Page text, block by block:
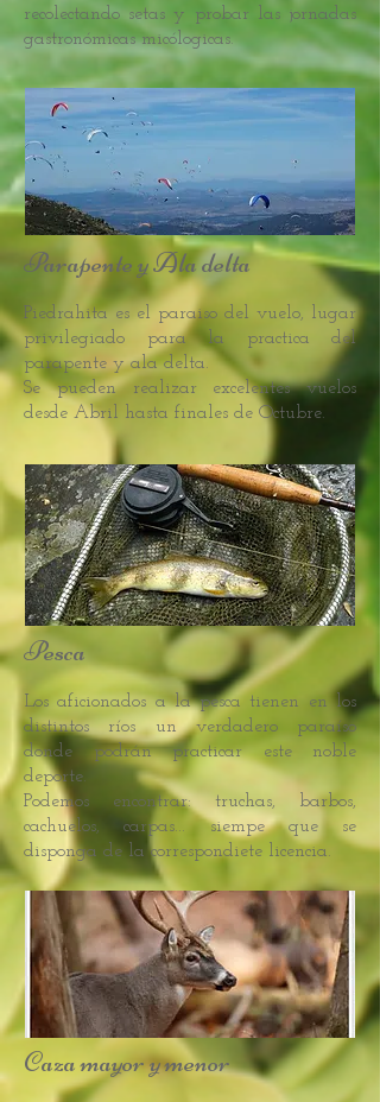
recolectando setas y probar las jornadas
gastronómicas micólogicas.
Parapente y Ala delta
Piedrahita es el paraiso del vuelo, lugar
privilegiado para la practica del
parapente y ala delta.
Se pueden realizar excelentes vuelos
desde Abril hasta finales de Octubre.
Pesca
Los aficionados a la pesca tienen en los
distintos ríos un verdadero paraíso
donde podrán practicar este noble
deporte.
Podemos encontrar: truchas, barbos,
cachuelos, carpas... siempe que se
disponga de la correspondiete licencia.
Caza mayor y menor